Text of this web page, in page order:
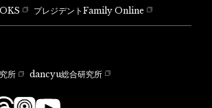
プレジデントFamily Online
所 dancyu総合研究所